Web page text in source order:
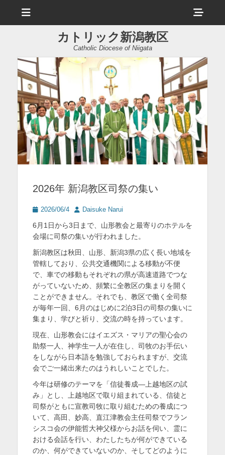
ュ
ヘ
ッ
ー
イ
バ
ー
コ
カトリック新潟教区
Catholic Diocese of Niigata
2026年 新潟教区司祭の集い
投
日
2026/06/4
投
者
Daisuke Narui
6月1日から3日まで、山形教会と最寄りのホテルを
会場に司祭の集いが行われました。
新潟教区は秋田、山形、新潟3県の広く長い地域を
管轄しており、公共交通機関による移動が不便
で、車での移動もそれぞれの県が高速道路でつな
がっていないため、頻繁に全教区の集まりを開く
ことができません。それでも、教区で働く全司祭
が毎年一回、6月のはじめに2泊3日の司祭の集いに
集まり、学びと祈り、交流の時を持っています。
現在、山形教会にはイエズス・マリアの聖心会の
助祭一人、神学生一人が在住し、司牧のお手伝い
をしながら日本語を勉強しておられますが、交流
会でご一緒出来たのはうれしいことでした。
今年は研修のテーマを「信徒養成―上越地区の試
み」とし、上越地区で取り組まれている、信徒と
司祭がともに宣教司牧に取り組むための養成につ
いて、高田、妙高、直江津教会主任司祭でフラン
シスコ会の伊能哲大神父様からお話を伺い、霊に
おける会話を行い、わたしたちが何ができている
のか、何ができていないのか、そしてどのように